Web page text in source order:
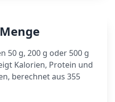
50 g, 200 g oder 500 g
Kalorien, Protein und
berechnet aus 355